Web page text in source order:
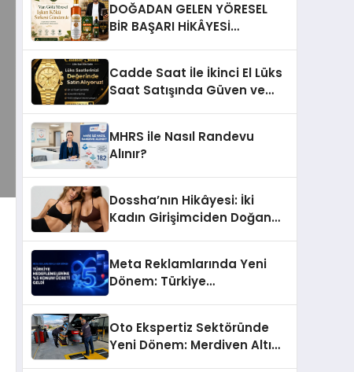
DOĞADAN GELEN YÖRESEL
BİR BAŞARI HİKÂYESİ
Yöresel Işkın Kökü Sirkesi
Cadde Saat İle İkinci El Lüks
Saat Satışında Güven ve
MHRS ile Nasıl Randevu
Alınır?
Dossha’nın Hikâyesi: İki
Kadın Girişimciden Doğan
Meta Reklamlarında Yeni
Dönem: Türkiye
Oto Ekspertiz Sektöründe
Yeni Dönem: Merdiven Altı